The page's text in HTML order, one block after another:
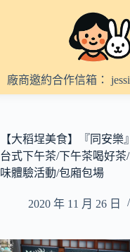
內
容
廠商邀約合作信箱：
【大稻埕美食】『同安
台式下午茶/下午茶喝好
味體驗活動/包廂包場
2020 年 11 月 26 日